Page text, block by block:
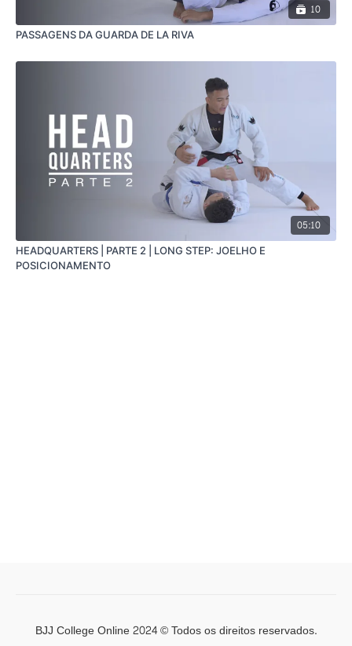
10
PASSAGENS DA GUARDA DE LA RIVA
05:10
HEADQUARTERS | PARTE 2 | LONG STEP: JOELHO E
POSICIONAMENTO
BJJ College Online 2024 © Todos os direitos reservados.